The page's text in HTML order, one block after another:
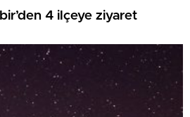
4 ilçeye ziyaret